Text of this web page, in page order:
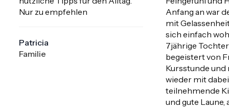
Nur zu empfehlen
Patricia
Familie
Anfang an war
mit
sich einfach
7jährige
begeistert von
Kursstunde
wieder mit dabei
teilnehmende
und gute Laune,